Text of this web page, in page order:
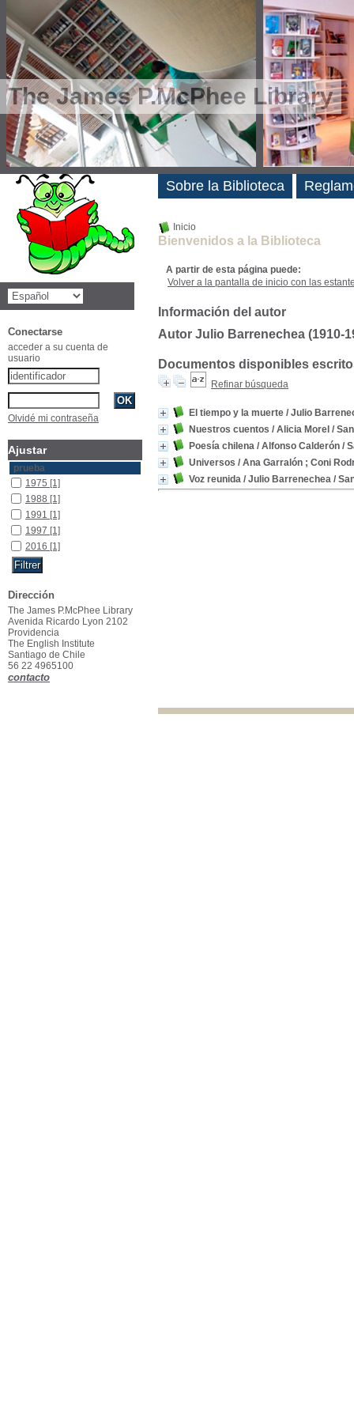
The James P.McPhee Library
Inicio
Bienvenidos a la Biblioteca
A partir de esta página puede:
Volver a la pantalla de inicio con las
Información del autor
Autor Julio Barrenechea (1910-
Documentos disponibles
Refinar búsqueda
El tiempo y la muerte / Julio
Nuestros cuentos / Alicia Morel /
Poesía chilena / Alfonso Calderón /
Universos / Ana Garralón ; Coni
Voz reunida / Julio Barrenechea /
Sobre la Biblioteca
Novedades
Conectarse
acceder a su cuenta de
usuario
Olvidé mi contraseña
Ajustar
prueba
1975 [1]
1988 [1]
1991 [1]
1997 [1]
2016 [1]
Dirección
The James P.McPhee Library
Avenida Ricardo Lyon 2102
Providencia
The English Institute
Santiago de Chile
56 22 4965100
contacto